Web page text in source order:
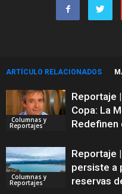
ARTÍCULO RELACIONADOS
Columnas y
Reportajes
Reportaje
Copa: La
Redefinen
Columnas y
Reportajes
Reportaje
persiste a
reservas